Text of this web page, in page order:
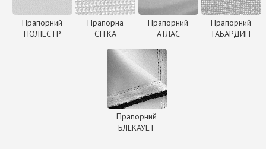
Прапорний
ПОЛІЕСТР
Прапорна
СІТКА
Прапорний
АТЛАС
Прапорний
ГАБАРДИН
Прапорний
БЛЕКАУЕТ